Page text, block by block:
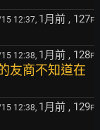
12:37, 1月前 , 127F
12:38, 1月前 , 128F
友商不知道在
12:38, 1月前 , 129F